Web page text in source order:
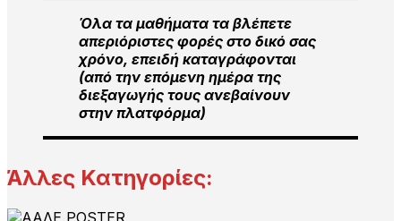
Όλα τα μαθήματα τα βλέπετε
απεριόριστες φορές στο δικό σας
χρόνο, επειδή καταγράφονται
(από την επόμενη ημέρα της
διεξαγωγής τους ανεβαίνουν
στην πλατφόρμα)
Άλλες Κατηγορίες: